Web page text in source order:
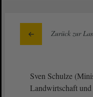
Zurück zur
Sven Schulze
Landwirtschaft und